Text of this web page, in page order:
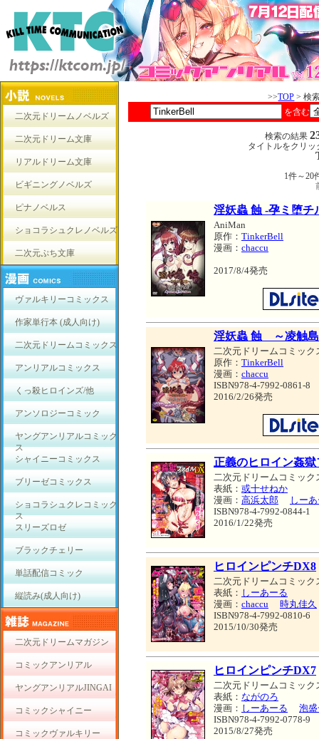
二次元ドリームノベルズ
二次元ドリーム文庫
リアルドリーム文庫
ビギニングノベルズ
ピナノベルス
ショコラシュクレノベルズ
二次元ぷち文庫
ヴァルキリーコミックス
作家単行本 (成人向け)
二次元ドリームコミックス
アンリアルコミックス
くっ殺ヒロインズ/他
アンソロジーコミック
ヤングアンリアルコミック
ス
シャイニーコミックス
ブリーゼコミックス
ショコラシュクレコミック
ス
スリーズロゼ
ブラックチェリー
単話配信コミック
縦読み(成人向け)
二次元ドリームマガジン
コミックアンリアル
ヤングアンリアルJINGAI
コミックシャイニー
コミックヴァルキリー
>>TOP > 検
を含む
検索の結果
タイトルをクリ
1件～20
淫妖蟲 蝕 -孕ミ堕チ
AniMan
原作： TinkerBell
漫画： chaccu
2017/8/4発売
淫妖蟲 蝕 ～凌触
二次元ドリームコミック
原作： TinkerBell
漫画： chaccu
ISBN978-4-7992-0861-8
2016/2/26発売
正義のヒロイン姦
二次元ドリームコミック
表紙： 或十せねか
漫画： 高浜太郎
しー
ISBN978-4-7992-0844-1
2016/1/22発売
ヒロインピンチDX8
二次元ドリームコミック
表紙： しーあーる
漫画： chaccu
時丸佳久
ISBN978-4-7992-0810-6
2015/10/30発売
ヒロインピンチDX7
二次元ドリームコミック
表紙： ながのろ
漫画： しーあーる
泡
ISBN978-4-7992-0778-9
2015/8/27発売